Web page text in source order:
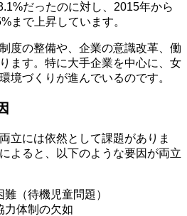
だったのに対し、2015年から
まで上昇しています。
度の整備や、企業の意識改革、働
ます。特に大手企業を中心に、女
境づくりが進んでいるのです。
立には依然として課題がありま
よると、以下のような要因が両立
（待機児童問題）
力体制の欠如